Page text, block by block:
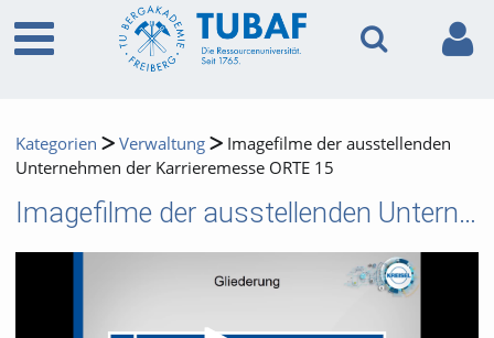
Kategorien Verwaltung
Imagefilme der ausstellenden
Unternehmen der Karrieremesse ORTE 15
Imagefilme der ausstellenden Unternehmen der Karrieremesse ORTE 15